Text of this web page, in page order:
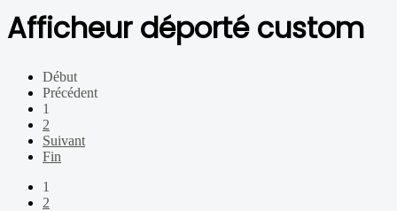
Afficheur déporté custom
Début
Précédent
1
2
Suivant
Fin
1
2